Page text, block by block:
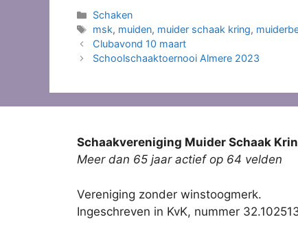
Categorieën
Schaken
Tags
msk, muiden, muider schaak kring,
Clubavond 10 maart
Schoolschaaktoernooi Almere 2023
Schaakvereniging Muider Schaak
Meer dan 65 jaar actief op 64 velden
Vereniging zonder winstoogmerk.
Ingeschreven in KvK, nummer